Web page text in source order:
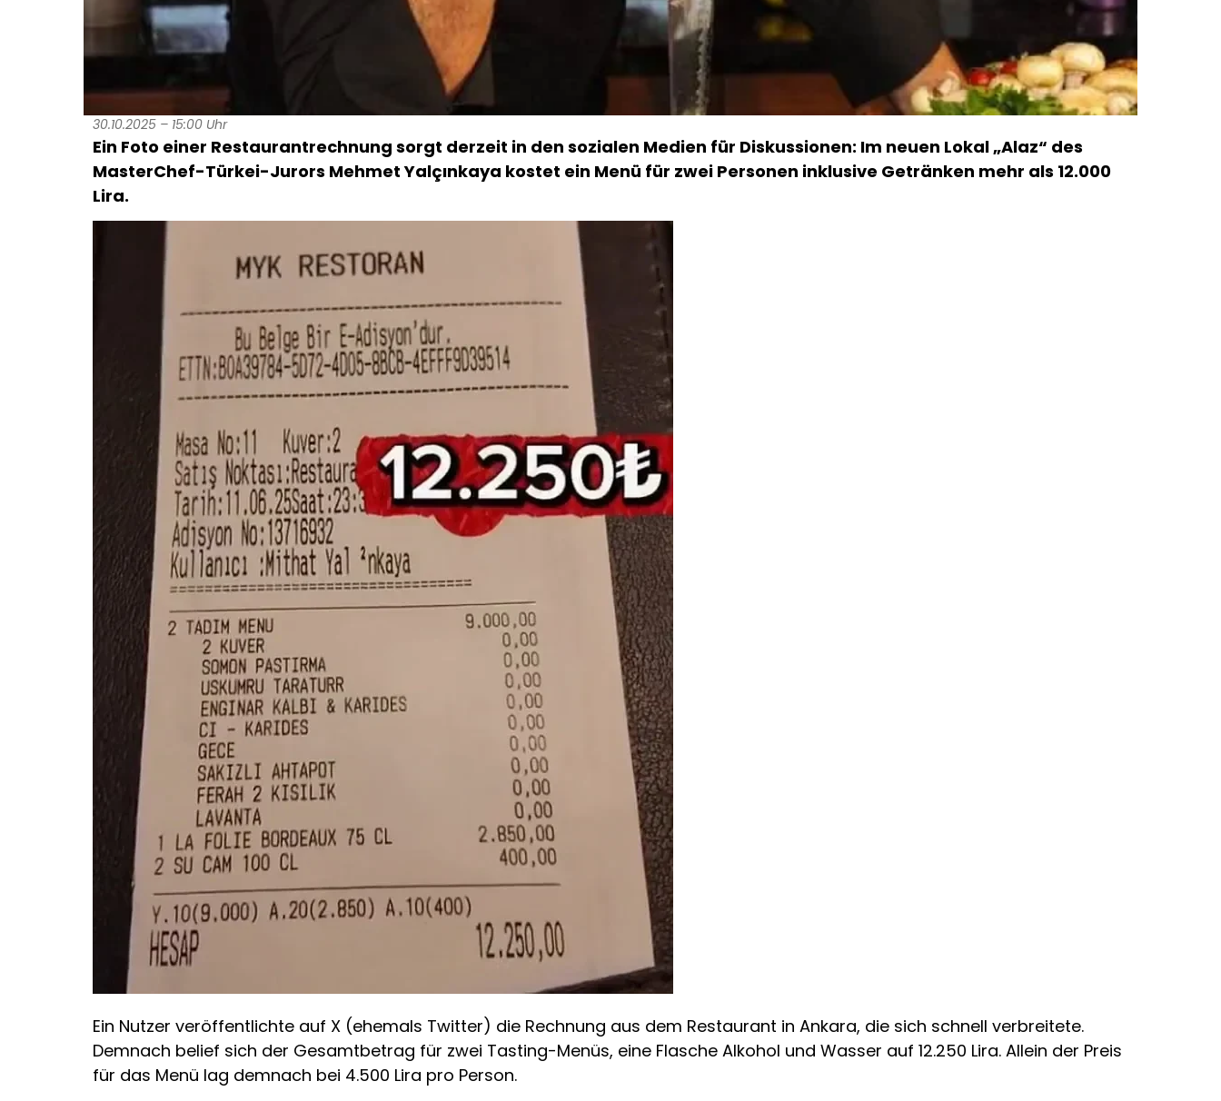
30.10.2025 – 15:00 Uhr
Ein Foto einer Restaurantrechnung sorgt derzeit in den sozialen Medien für Diskussionen: Im neuen Lokal „Alaz“ des
MasterChef-Türkei-Jurors Mehmet Yalçınkaya kostet ein Menü für zwei Personen inklusive Getränken mehr als 12.000
Lira.
Ein Nutzer veröffentlichte auf X (ehemals Twitter) die Rechnung aus dem Restaurant in Ankara, die sich schnell verbreitete.
Demnach belief sich der Gesamtbetrag für zwei Tasting-Menüs, eine Flasche Alkohol und Wasser auf 12.250 Lira. Allein der Preis
für das Menü lag demnach bei 4.500 Lira pro Person.